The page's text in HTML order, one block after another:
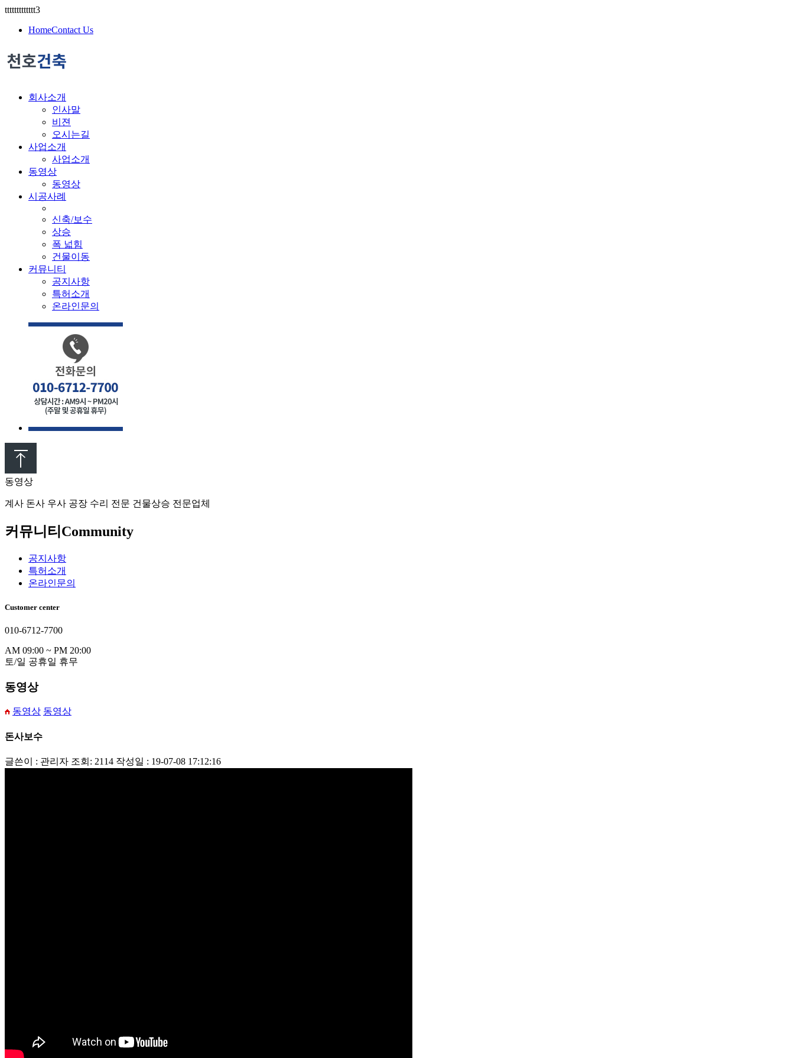
ttttttttttttt3
HomeContact Us
회사소개
인사말
비젼
오시는길
사업소개
사업소개
동영상
동영상
시공사례
신축/보수
상승
폭 넓힘
건물이동
커뮤니티
공지사항
특허소개
온라인문의
동영상
계사 돈사 우사 공장 수리 전문 건물상승 전문업체
커뮤니티 Community
공지사항
특허소개
온라인문의
Customer center
010-6712-7700
AM 09:00 ~ PM 20:00
토/일 공휴일 휴무
동영상
동영상 동영상
돈사보수
글쓴이 : 관리자 조회: 2114 작성일 : 19-07-08 17:12:16